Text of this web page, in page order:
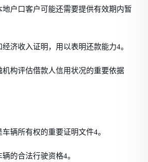
户口客户可能还需要提供有效期内暂
济收入证明，用以表明还款能力4。
构评估借款人信用状况的重要依据
辆所有权的重要证明文件4。
的合法行驶资格4。